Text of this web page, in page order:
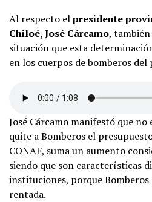
Al respecto elpresidente
Chiloé, José Cárcamo,
situación que esta
en los cuerpos de bomberos del
José Cárcamo manifestó que no
quite a Bomberos el
CONAF, suma un aumento
siendo que son características
instituciones, porque Bomberos
rentada.